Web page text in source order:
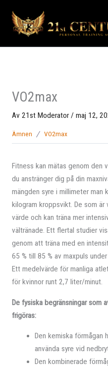
innehåll
VO2max
Av 21st Moderator/ maj 12,
Ämnen VO2max
Fitness kan mätas genom den
du anstränger dig på din
mängden syre i millimeter man
kilogram kroppsvikt. De som är
värde och kan träna mer
vältränade. Ett flertal studier
genom att träna med en
65 % till 85 % av maxpuls
Ett medelvärde för manliga
för kvinnor runt 2,7 liter/minut.
De fysiska begränsningar som
frigöras:
Den kemiska förmågan
använda syre vid
Den kombinerade